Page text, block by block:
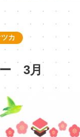
カ
3月